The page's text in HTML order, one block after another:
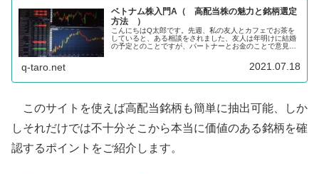
ベトナム株入門A（ 高配当株の魅力と銘柄選定
方法 ）
こんにちはQ太郎です。先週、私の友人とカフェでお茶を
していると、ある相談をされました、友人は年明けに結婚
の予定とのことですが、パートナーとお金のことで意見が
q-taro.net 2021.07.18
このサイトを使えば高配当銘柄も簡単に抽出可能、しか
しそれだけでは不十分そこから本当に価値のある銘柄を確
認するポイントをご紹介します。